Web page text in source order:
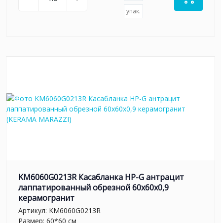
упак.
KM6060G0213R Касабланка HP-G антрацит
лаппатированный обрезной 60x60x0,9
керамогранит
Артикул: KM6060G0213R
Размер: 60*60 см